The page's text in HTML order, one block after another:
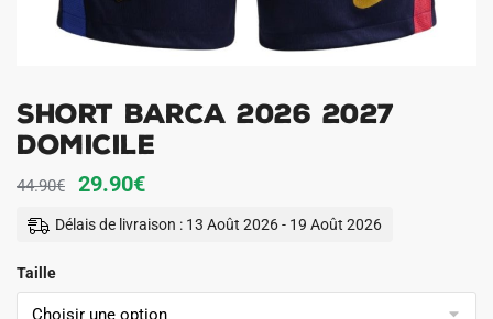
Short Barca 2026 2027
Domicile
44.90€
Le
prix
44.90€.
29.90€Le
prix
29.90€.
Délais de livraison : 13 Août 2026 - 19 Août 2026
Taille